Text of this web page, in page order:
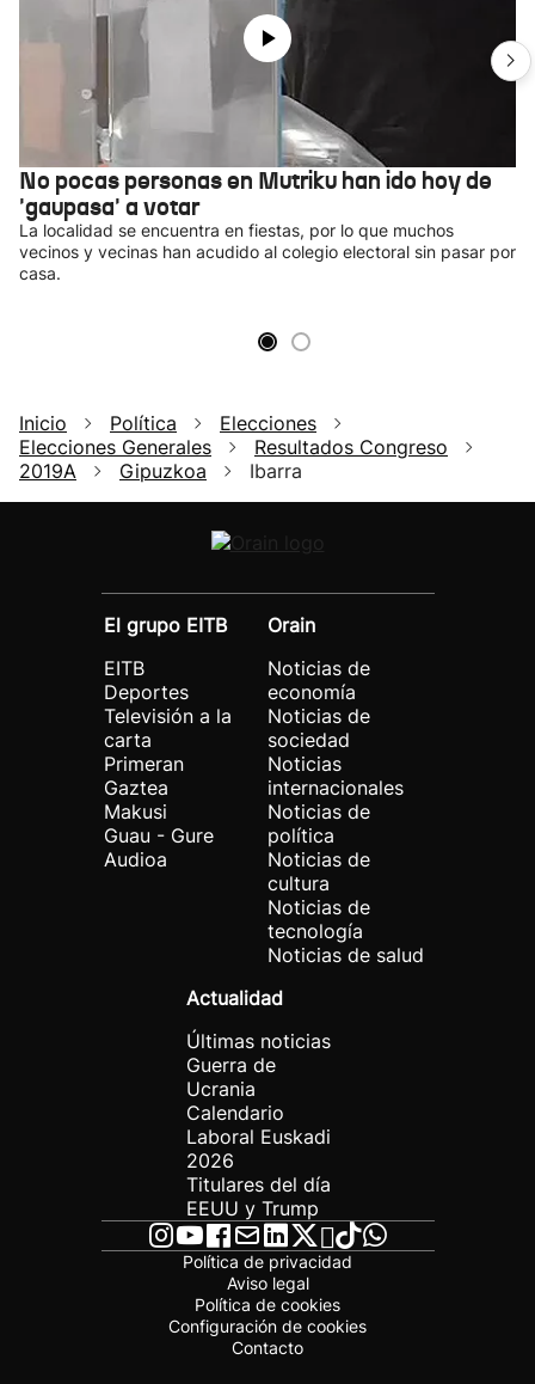
No pocas personas en Mutriku han ido hoy de
'gaupasa' a votar
La localidad se encuentra en fiestas, por lo que muchos
vecinos y vecinas han acudido al colegio electoral sin pasar por
casa.
Inicio Política
Elecciones
Elecciones Generales
Resultados Congreso
2019A
Gipuzkoa Ibarra
El grupo EITB
EITB
Deportes
Televisión a la
carta
Primeran
Gaztea
Makusi
Guau - Gure
Audioa
Orain
Noticias de
economía
Noticias de
sociedad
Noticias
internacionales
Noticias de
política
Noticias de
cultura
Noticias de
tecnología
Noticias de salud
Actualidad
Últimas noticias
Guerra de
Ucrania
Calendario
Laboral Euskadi
2026
Titulares del día
EEUU y Trump
Política de privacidad
Aviso legal
Política de cookies
Configuración de cookies
Contacto